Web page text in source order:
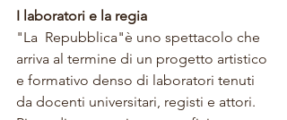
I laboratori e la regia
"La  Repubblica"è uno spettacolo che
arriva al termine di un progetto artistico
e formativo denso di laboratori tenuti
da docenti universitari, registi e attori.